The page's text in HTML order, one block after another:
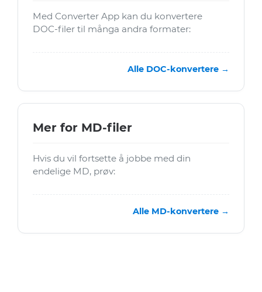
Med Converter App kan du konvertere
DOC-filer til många andra formater:
Alle DOC-konvertere →
Mer for MD-filer
Hvis du vil fortsette å jobbe med din
endelige MD, prøv:
Alle MD-konvertere →